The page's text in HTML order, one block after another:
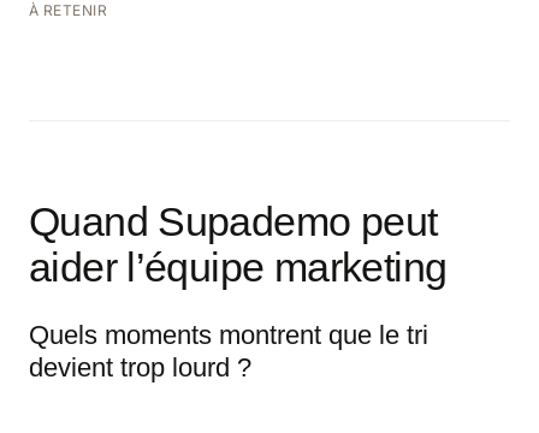
À RETENIR
Quand Supademo peut
aider l’équipe marketing
Quels moments montrent que le tri
devient trop lourd ?